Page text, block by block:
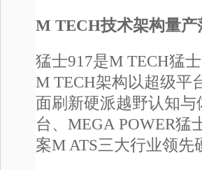
M TECH技术架构量
猛士917是M TECH猛
M TECH架构以超级平
面刷新硬派越野认知
台、MEGA POWER
案M ATS三大行业领先